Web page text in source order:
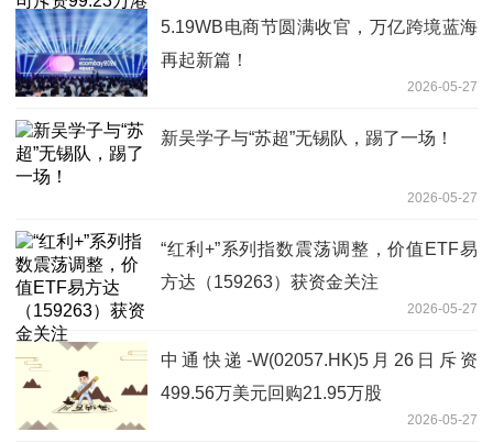
5.19WB电商节圆满收官，万亿跨境蓝海
再起新篇！
2026-05-27
新吴学子与“苏超”无锡队，踢了一场！
2026-05-27
“红利+”系列指数震荡调整，价值ETF易
方达（159263）获资金关注
2026-05-27
中通快递-W(02057.HK)5月26日斥资
499.56万美元回购21.95万股
2026-05-27